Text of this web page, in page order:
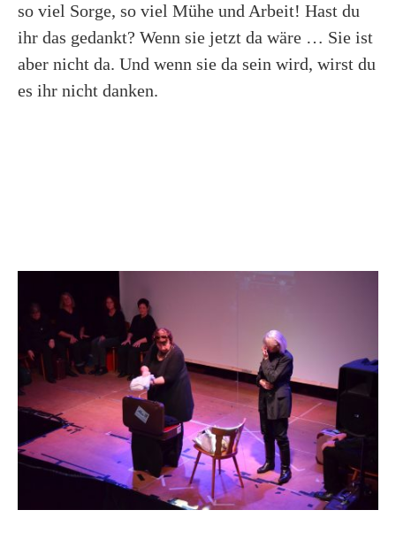
so viel Sorge, so viel Mühe und Arbeit! Hast du
ihr das gedankt? Wenn sie jetzt da wäre … Sie ist
aber nicht da. Und wenn sie da sein wird, wirst du
es ihr nicht danken.